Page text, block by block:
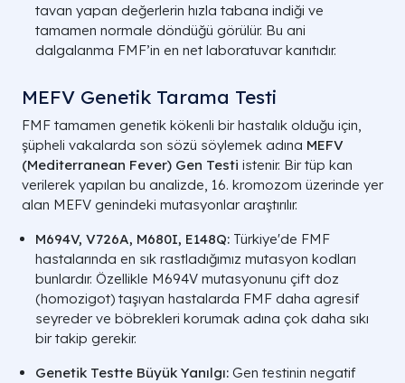
tavan yapan değerlerin hızla tabana indiği ve
tamamen normale döndüğü görülür. Bu ani
dalgalanma FMF’in en net laboratuvar kanıtıdır.
MEFV Genetik Tarama Testi
FMF tamamen genetik kökenli bir hastalık olduğu için,
şüpheli vakalarda son sözü söylemek adına MEFV
(Mediterranean Fever) Gen Testi istenir. Bir tüp kan
verilerek yapılan bu analizde, 16. kromozom üzerinde yer
alan MEFV genindeki mutasyonlar araştırılır.
M694V, V726A, M680I, E148Q: Türkiye'de FMF
hastalarında en sık rastladığımız mutasyon kodları
bunlardır. Özellikle M694V mutasyonunu çift doz
(homozigot) taşıyan hastalarda FMF daha agresif
seyreder ve böbrekleri korumak adına çok daha sıkı
bir takip gerekir.
Genetik Testte Büyük Yanılgı: Gen testinin negatif